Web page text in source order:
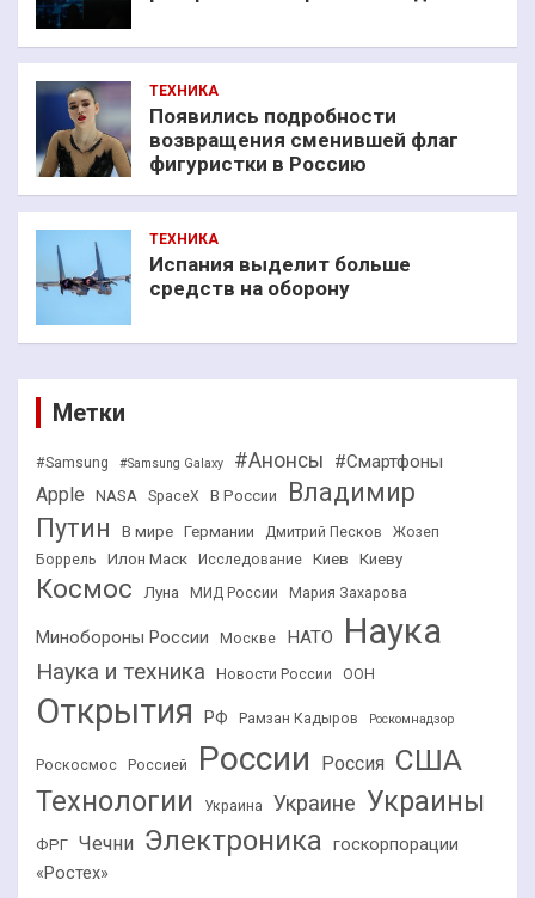
ТЕХНИКА
Появились подробности
возвращения сменившей флаг
фигуристки в Россию
ТЕХНИКА
Испания выделит больше
средств на оборону
Метки
#Samsung #Samsung Galaxy #Анонсы #Смартфоны
Apple NASA SpaceX В России
Владимир
Путин
В мире Германии Дмитрий Песков
Жозеп
Боррель
Илон Маск Исследование Киев Киеву
Космос Луна МИД России Мария Захарова
Минобороны России Москве НАТО Наука
Наука и техника Новости России ООН
Открытия РФ Рамзан Кадыров Роскомнадзор
Роскосмос Россией России Россия США
Технологии Украина Украине Украины
ФРГ Чечни Электроника госкорпорации
«Ростех»